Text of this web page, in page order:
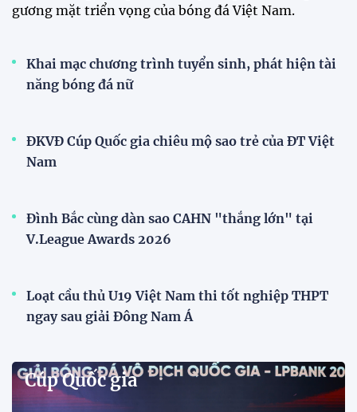
gương mặt triển vọng của bóng đá Việt Nam.
Khai mạc chương trình tuyển sinh, phát hiện tài
năng bóng đá nữ
ĐKVĐ Cúp Quốc gia chiêu mộ sao trẻ của ĐT Việt
Nam
Đình Bắc cùng dàn sao CAHN "thắng lớn" tại
V.League Awards 2026
Loạt cầu thủ U19 Việt Nam thi tốt nghiệp THPT
ngay sau giải Đông Nam Á
Cúp Quốc gia